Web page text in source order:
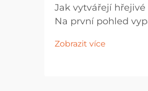
Jak vytvářejí hřejivé
Na první pohled
protože obě jsou
Zobrazit více